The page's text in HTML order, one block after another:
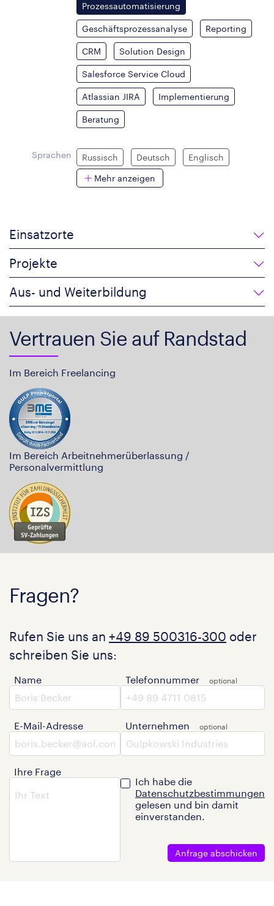
Prozessautomatisierung
Geschäftsprozessanalyse Reporting
CRM Solution Design
Salesforce Service Cloud
Atlassian JIRA Implementierung
Beratung
Sprachen Russisch Deutsch
Englisch
Mehr anzeigen
Einsatzorte
Projekte
Aus- und Weiterbildung
Vertrauen Sie auf Randstad
Im Bereich Freelancing
Im Bereich Arbeitnehmerüberlassung /
Personalvermittlung
Fragen?
Rufen Sie uns an +49 89 500316-300 oder
schreiben Sie uns:
Name
E-Mail-Adresse
Ihre Frage
Telefonnummer
Unternehmen
Ich habe die
Datenschutzbestimmungen
gelesen und bin damit
einverstanden.
Anfrage abschicken